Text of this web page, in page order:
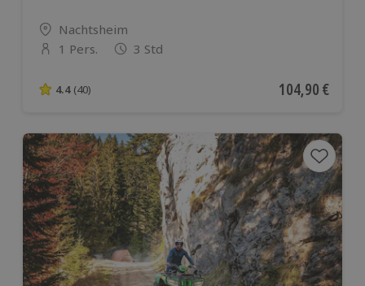
Standort
Nachtsheim
Anzahl der Teilnehmer
1 Pers. 3 Std
4.4 von 5 Sternen basierend auf 40 Bewertungen
4.4 (40) Aktueller Preis
104,90 €